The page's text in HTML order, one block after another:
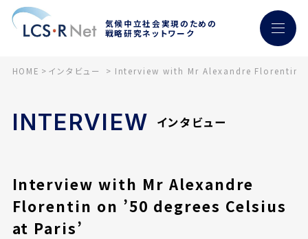
気候中立社会実現のための
戦略研究ネットワーク
HOME インタビュー Interview with Mr Alexandre Florentin
INTERVIEW インタビュー
Interview with Mr Alexandre
Florentin on ’50 degrees Celsius
at Paris’